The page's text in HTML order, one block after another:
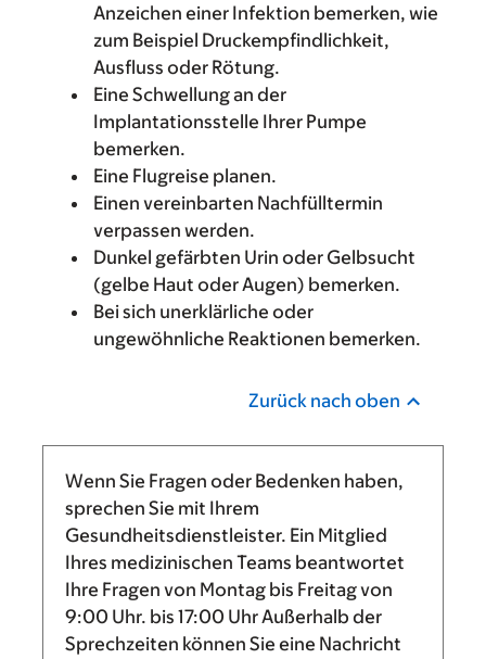
Anzeichen einer Infektion bemerken, wie
zum Beispiel Druckempfindlichkeit,
Ausfluss oder Rötung.
Eine Schwellung an der
Implantationsstelle Ihrer Pumpe
bemerken.
Eine Flugreise planen.
Einen vereinbarten Nachfülltermin
verpassen werden.
Dunkel gefärbten Urin oder Gelbsucht
(gelbe Haut oder Augen) bemerken.
Bei sich unerklärliche oder
ungewöhnliche Reaktionen bemerken.
Zurück nach oben
Wenn Sie Fragen oder Bedenken haben,
sprechen Sie mit Ihrem
Gesundheitsdienstleister. Ein Mitglied
Ihres medizinischen Teams beantwortet
Ihre Fragen von Montag bis Freitag von
9:00 Uhr. bis 17:00 UhrAußerhalb der
Sprechzeiten können Sie eine Nachricht